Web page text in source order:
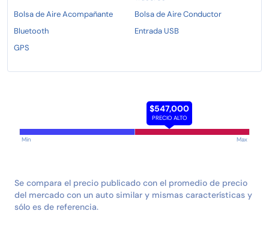
Bolsa de Aire Acompañante
Bolsa de Aire Conductor
Bluetooth
Entrada USB
GPS
$547,000
PRECIO ALTO
Min Max
Se compara el precio publicado con el promedio de precio
del mercado con un auto similar y mismas características y
sólo es de referencia.